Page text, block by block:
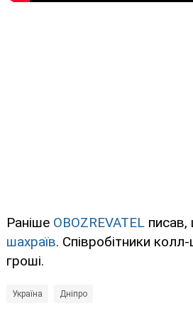
Раніше OBOZREVATEL писав,
шахраїв. Співробітники
гроші.
Україна Дніпро